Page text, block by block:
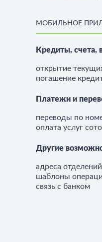
МОБИЛЬНОЕ
Кредиты, счета,
открытие
погашение
Платежи и
переводы по
оплата услуг
Другие
адреса
шаблоны
связь с банком